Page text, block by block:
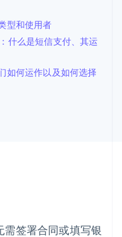
型和使用者
什么是短信支付、其运
如何运作以及如何选择
签署合同或填写银